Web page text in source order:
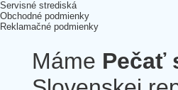
Servisné strediská
Obchodné podmienky
Reklamačné podmienky
Máme Pečať